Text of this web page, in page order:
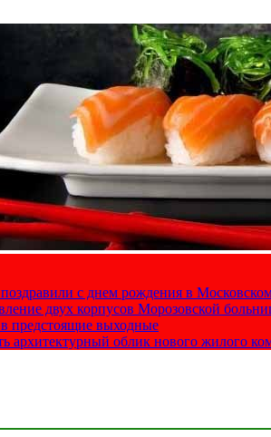
с днем рождения в
двух корпусов Морозовской
предстоящие выходные
архитектурный облик нового жилого